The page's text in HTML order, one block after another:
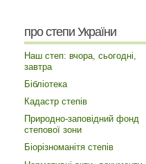
про степи України
Наш степ: вчора, сьогодні,
завтра
Бібліотека
Кадастр степів
Природно-заповідний фонд
степової зони
Біорізноманітя степів